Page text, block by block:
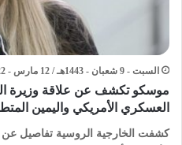
السبت - 9 شعبان - 1443هـ / 12 مارس - 2022م / 11:14 صباحًا
موسكو تكشف عن علاقة وزيرة
العسكري الأمريكي واليمين
كشفت الخارجية الروسية تفاصيل عن